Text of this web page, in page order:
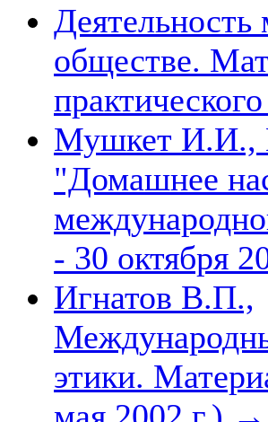
обществе.
Мушкет И.И.,
"Домашнее
- 30 октября
Игнатов В.П.,
этики.